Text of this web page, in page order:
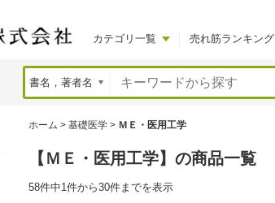
カテゴリ一覧 売れ筋ランキング
ホーム > 基礎医学 > ＭＥ・医用工学
【ＭＥ・医用工学】の商品一覧
58件中1件から30件までを表示